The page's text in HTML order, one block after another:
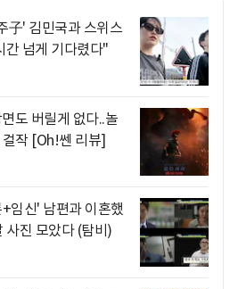
子' 김민국과 스위스
간 넘게 기다렸다"
도 버릴게 없다..놀
작 [Oh!쎈 리뷰]
임신' 남편과 이혼했
진 모았다 (탐비)